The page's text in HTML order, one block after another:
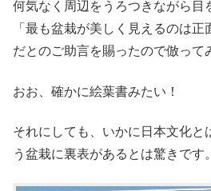
何気なく周辺をうろつきながら目
「最も盆栽が美しく見えるのは正
だとのご助言を賜ったので倣って
おお、確かに絵葉書みたい！
それにしても、いかに日本文化と
う盆栽に裏表があるとは驚きです。